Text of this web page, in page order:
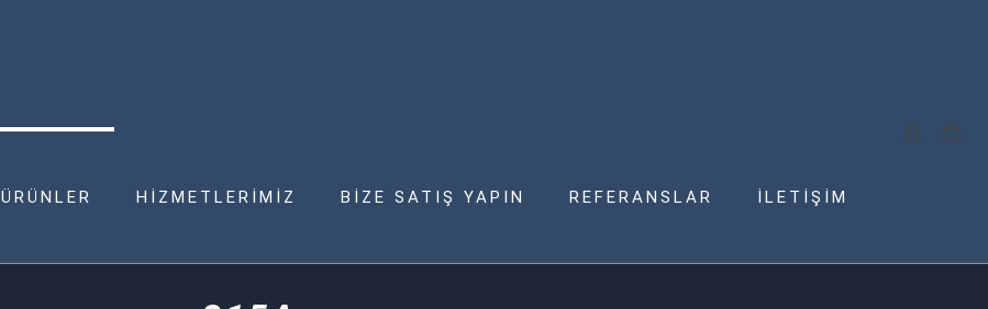
ÜRÜNLER HİZMETLERİMİZ BİZE SATIŞ YAPIN REFERANSLAR İLETİŞİM